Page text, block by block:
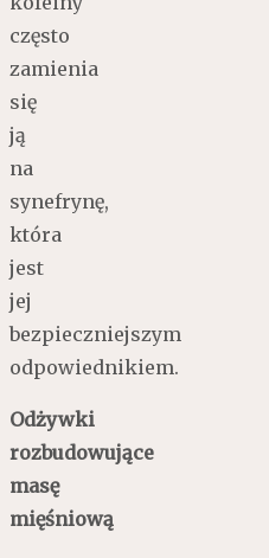
często
zamienia
się
ją
na
synefrynę,
która
jest
jej
bezpieczniejszym
odpowiednikiem.
Odżywki
rozbudowujące
masę
mięśniową